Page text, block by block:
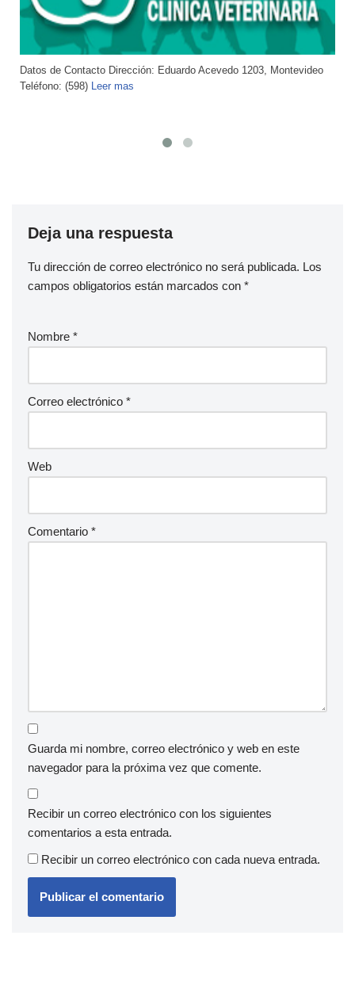
Datos de Contacto Dirección: Diagonal Centenario 2330, Salto
Teléfono: (598) Leer mas
Deja una respuesta
Tu dirección de correo electrónico no será publicada. Los
campos obligatorios están marcados con *
Nombre *
Correo electrónico *
Web
Comentario *
Guarda mi nombre, correo electrónico y web en este
navegador para la próxima vez que comente.
Recibir un correo electrónico con los siguientes
comentarios a esta entrada.
Recibir un correo electrónico con cada nueva entrada.